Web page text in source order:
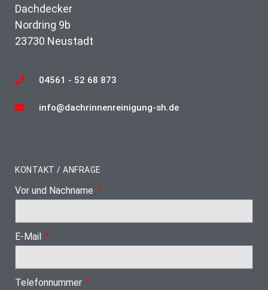
Dachdecker
Nordring 9b
23730 Neustadt
04561 - 52 68 873
info@dachrinnenreinigung-sh.de
KONTAKT / ANFRAGE
Vor und Nachname
E-Mail
Telefonnummer